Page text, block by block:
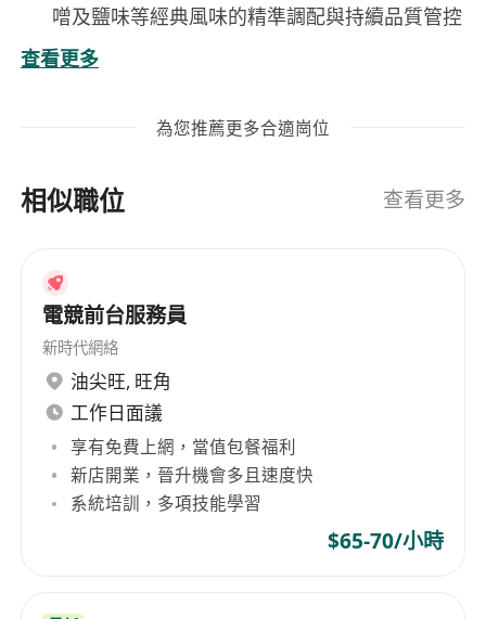
噌及鹽味等經典風味的精準調配與持續品質管控
執行麵條製作或選用高品質乾麵／生麵，掌握煮
麵時間、水溫與口感標準，確保彈牙有勁之傳統
準備並擺盤各類配料，如叉燒、溏心蛋、海苔、
依顧客需求調整辣度、油量、蒜香、蔥量等客製
奏，嚴守食品安全規範與後場整潔標準
工作要求：
具備至少2年日式拉麵店或日式料理廚房實務經
驗，熟悉湯底萃取原理與長時間燉煮技術者優先
熟練掌握刀工、火候控制及基本日式調味技巧
（如鰹節高湯、味醂運用、醬油分級應用）
重視細節與穩定性，能於每日重複作業中維持湯
色、濃度、鹹甜度與風味的一致表現
查看更多
為您推薦更多合適崗位
相似職位 查看更多
電競前台服務員
新時代網絡
油尖旺, 旺角
工作日面議
享有免費上網，當值包餐福利
新店開業，晉升機會多且速度快
系統培訓，多項技能學習
$65-70/小時